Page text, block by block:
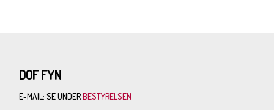
DOF FYN
E-MAIL: SE UNDERBESTYRELSEN